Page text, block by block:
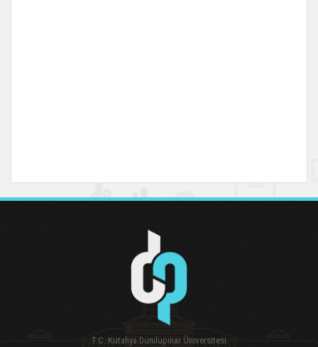
T.C. Kütahya Dumlupınar Üniversitesi